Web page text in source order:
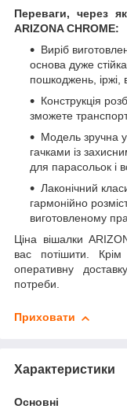
Переваги, через
ARIZONA CHROME:
Виріб
основа дуже
пошкоджень, іржі,
Конструкція
зможете
Модель зручна
гачками із
для парасольок і
Лаконічний
гармонійно
виготовленому
Ціна вішалки
вас потішити.
оперативну
потреби.
Приховати
Характеристики
Основні